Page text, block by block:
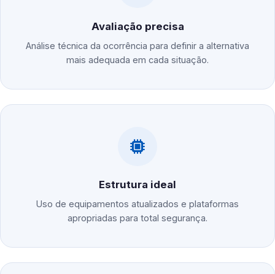
Avaliação precisa
Análise técnica da ocorrência para definir a alternativa
mais adequada em cada situação.
Estrutura ideal
Uso de equipamentos atualizados e plataformas
apropriadas para total segurança.